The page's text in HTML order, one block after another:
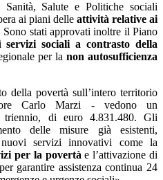
Sanità, Salute e Politiche sociali
ai piani delle attività relative ai
Sono stati approvati inoltre il Piano
servizi sociali a contrasto della
per lanon autosufficienza
della povertà sull’intero territorio
Carlo Marzi - vedono un
triennio, di euro 4.831.480. Gli
delle misure già esistenti,
nuovi servizi innovativi come la
per la povertàe l’attivazione di
garantire assistenza continua 24